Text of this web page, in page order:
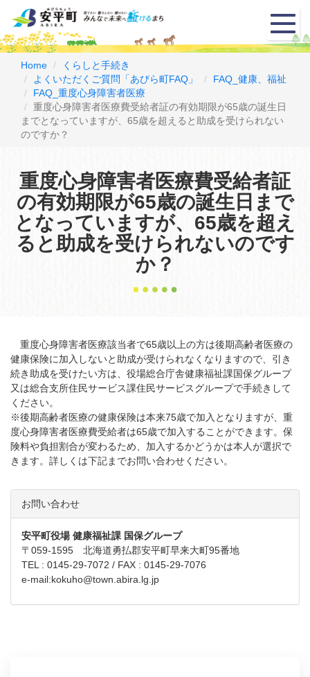
メ
ニ
ュ
Home
くらしと手続き
よくいただくご質問「あびら町FAQ」
FAQ_健康、福祉
FAQ_重度心身障害者医療
重度心身障害者医療費受給者証の有効期限が65歳の誕生日
までとなっていますが、65歳を超えると助成を受けられない
のですか？
重度心身障害者医療費受給者証
の有効期限が65歳の誕生日まで
となっていますが、65歳を超え
ると助成を受けられないのです
か？
重度心身障害者医療該当者で65歳以上の方は後期高齢者医療の
健康保険に加入しないと助成が受けられなくなりますので、引き
続き助成を受けたい方は、役場総合庁舎健康福祉課国保グループ
又は総合支所住民サービス課住民サービスグループで手続きして
ください。
※後期高齢者医療の健康保険は本来75歳で加入となりますが、重
度心身障害者医療費受給者は65歳で加入することができます。保
険料や負担割合が変わるため、加入するかどうかは本人が選択で
きます。詳しくは下記までお問い合わせください。
お問い合わせ
安平町役場 健康福祉課 国保グループ
〒059-1595 北海道勇払郡安平町早来大町95番地
TEL : 0145-29-7072 / FAX : 0145-29-7076
e-mail:kokuho@town.abira.lg.jp